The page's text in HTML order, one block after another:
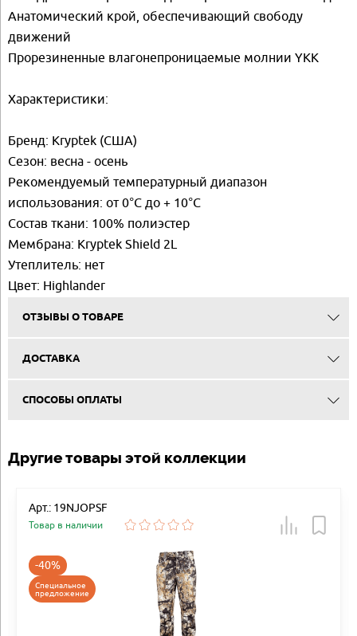
Анатомический крой, обеспечивающий свободу
движений
Прорезиненные влагонепроницаемые молнии YKK
Характеристики:
Бренд: Kryptek (США)
Сезон: весна - осень
Рекомендуемый температурный диапазон
использования: от 0°C до + 10°C
Состав ткани: 100% полиэстер
Мембрана: Kryptek Shield 2L
Утеплитель: нет
Цвет: Highlander
ОТЗЫВЫ О ТОВАРЕ
ДОСТАВКА
СПОСОБЫ ОПЛАТЫ
Другие товары этой коллекции
Арт.: 19NJOPSF
Товар в наличии
-40%
Специальное
предложение